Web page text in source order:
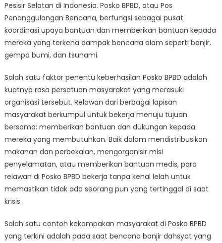
Selatan:
Working
Together
Relief
Pesisir Selatan di Indonesia. Posko BPBD, atau Pos
Penanggulangan Bencana, berfungsi sebagai pusat
koordinasi upaya bantuan dan memberikan bantuan kepada
mereka yang terkena dampak bencana alam seperti banjir,
gempa bumi, dan tsunami.
Salah satu faktor penentu keberhasilan Posko BPBD adalah
kuatnya rasa persatuan masyarakat yang merasuki
organisasi tersebut. Relawan dari berbagai lapisan
masyarakat berkumpul untuk bekerja menuju tujuan
bersama: memberikan bantuan dan dukungan kepada
mereka yang membutuhkan. Baik dalam mendistribusikan
makanan dan perbekalan, mengorganisir misi
penyelamatan, atau memberikan bantuan medis, para
relawan di Posko BPBD bekerja tanpa kenal lelah untuk
memastikan tidak ada seorang pun yang tertinggal di saat
krisis.
Salah satu contoh kekompakan masyarakat di Posko BPBD
yang terkini adalah pada saat bencana banjir dahsyat yang